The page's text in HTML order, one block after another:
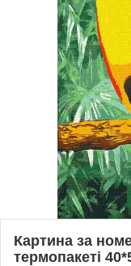
Картина за
термопакеті